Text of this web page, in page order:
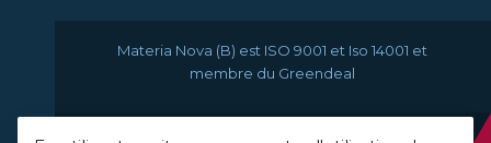
Materia Nova (B) est ISO 9001 et Iso 14001 et
membre du Greendeal